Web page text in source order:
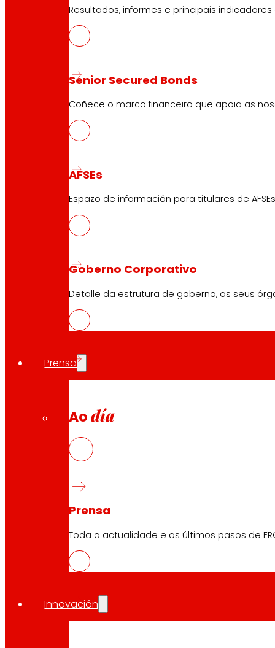
Resultados, informes e principais
Senior Secured Bonds
Coñece o marco financeiro que apoia as
AFSEs
Espazo de información para titulares de
Goberno Corporativo
Detalle da estrutura de goberno, os seus
Prensa
Ao día
Prensa
Toda a actualidade e os últimos pasos de
Innovación
EROSKI e IKERLAN comparten unha sólida
Con esta alianza, ambas as entidades dan un paso
competitividade empresarial e na experiencia das
Acerca de EROSKI
EROSKI é un dos grupos de distribución líderes no
Illas Baleares. A súa rede comercial omnicanle, a
Sobre IKERLAN
grandes áreas: tecnoloxías dixitais e intelixencia
400 persoas e sedes en Arrasate-Mondragón,
modelo empresarial sostible, competitivo e en
Enrique Monzonis, director de Innovación e